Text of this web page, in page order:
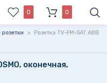
0 0
>
Розетка TV-FM-SAT ABB
оконечная,